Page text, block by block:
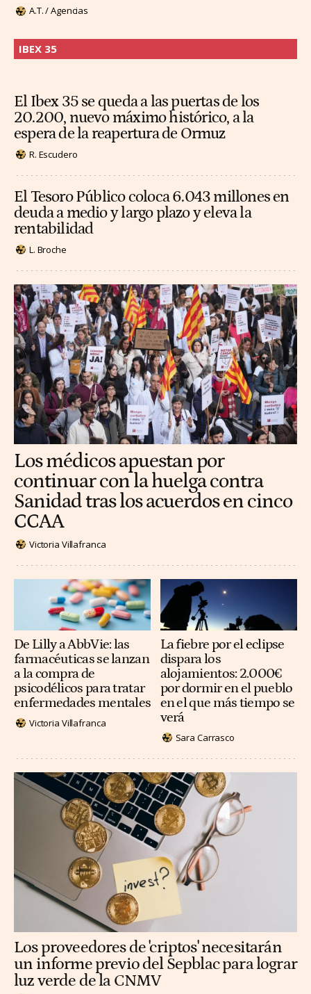
A.T. / Agencias
IBEX 35
El Ibex 35 se queda a las puertas de los
20.200, nuevo máximo histórico, a la
espera de la reapertura de Ormuz
R. Escudero
El Tesoro Público coloca 6.043 millones en
deuda a medio y largo plazo y eleva la
rentabilidad
L. Broche
Los médicos apuestan por
continuar con la huelga contra
Sanidad tras los acuerdos en cinco
CCAA
Victoria Villafranca
De Lilly a AbbVie: las
farmacéuticas se lanzan
a la compra de
psicodélicos para tratar
enfermedades mentales
Victoria Villafranca
La fiebre por el eclipse
dispara los
alojamientos: 2.000€
por dormir en el pueblo
en el que más tiempo se
verá
Sara Carrasco
Los proveedores de 'criptos' necesitarán
un informe previo del Sepblac para lograr
luz verde de la CNMV